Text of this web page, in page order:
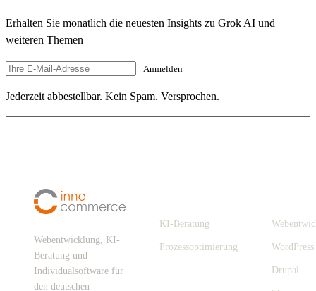
Erhalten Sie monatlich die neuesten Insights zu Grok AI und
weiteren Themen
Anmelden
Jederzeit abbestellbar. Kein Spam. Versprochen.
Webentwicklung, KI-
Beratung und
Individualsoftware für
den deutschen
KI-Beratung
Prozessoptimierung WordPress
Drupal